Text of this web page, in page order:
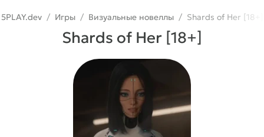
5PLAY.dev / Игры / Визуальные новеллы / Shards of Her [18+]
Shards of Her [18+]